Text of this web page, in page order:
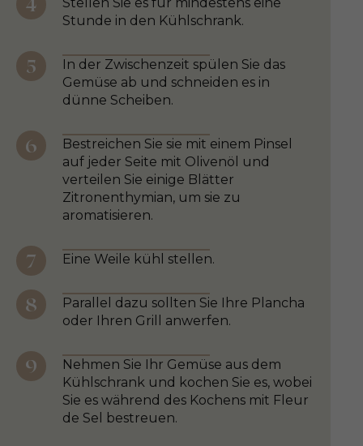
Stellen Sie es für mindestens eine
Stunde in den Kühlschrank.
In der Zwischenzeit spülen Sie das
Gemüse ab und schneiden es in
dünne Scheiben.
Bestreichen Sie sie mit einem Pinsel
auf jeder Seite mit Olivenöl und
verteilen Sie einige Blätter
Zitronenthymian, um sie zu
aromatisieren.
Eine Weile kühl stellen.
Parallel dazu sollten Sie Ihre Plancha
oder Ihren Grill anwerfen.
Nehmen Sie Ihr Gemüse aus dem
Kühlschrank und kochen Sie es, wobei
Sie es während des Kochens mit Fleur
de Sel bestreuen.